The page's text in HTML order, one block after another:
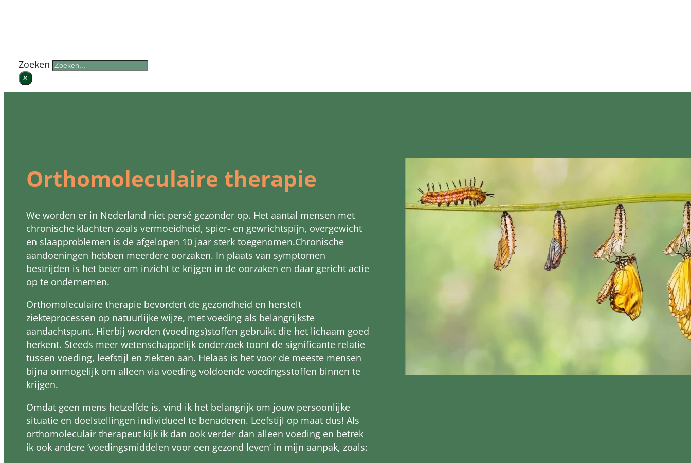
Zoeken
×
Orthomoleculaire therapie
We worden er in Nederland niet persé gezonder op. Het aantal mensen met
chronische klachten zoals vermoeidheid, spier- en gewrichtspijn, overgewicht
en slaapproblemen is de afgelopen 10 jaar sterk toegenomen.Chronische
aandoeningen hebben meerdere oorzaken. In plaats van symptomen
bestrijden is het beter om inzicht te krijgen in de oorzaken en daar gericht actie
op te ondernemen.
Orthomoleculaire therapie bevordert de gezondheid en herstelt
ziekteprocessen op natuurlijke wijze, met voeding als belangrijkste
aandachtspunt. Hierbij worden (voedings)stoffen gebruikt die het lichaam goed
herkent. Steeds meer wetenschappelijk onderzoek toont de significante relatie
tussen voeding, leefstijl en ziekten aan. Helaas is het voor de meeste mensen
bijna onmogelijk om alleen via voeding voldoende voedingsstoffen binnen te
krijgen.
Omdat geen mens hetzelfde is, vind ik het belangrijk om jouw persoonlijke
situatie en doelstellingen individueel te benaderen. Leefstijl op maat dus! Als
orthomoleculair therapeut kijk ik dan ook verder dan alleen voeding en betrek
ik ook andere ‘voedingsmiddelen voor een gezond leven’ in mijn aanpak, zoals: